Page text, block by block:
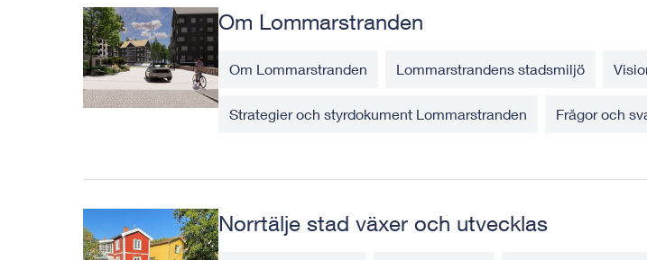
Om Lommarstranden
Om Lommarstranden Lommarstrandens stadsmiljö
Strategier och styrdokument Lommarstranden Frågor och
Norrtälje stad växer och utvecklas